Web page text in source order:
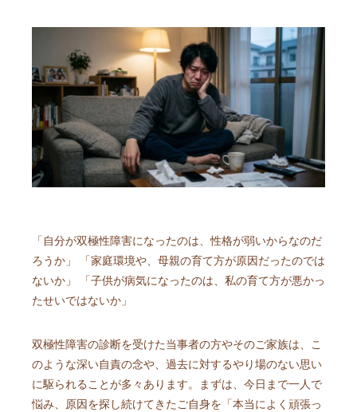
「自分が双極性障害になったのは、性格が弱いからなのだ
ろうか」 「家庭環境や、母親の育て方が原因だったのでは
ないか」 「子供が病気になったのは、私の育て方が悪かっ
たせいではないか」
双極性障害の診断を受けた当事者の方やそのご家族は、こ
のような深い自責の念や、過去に対するやり場のない思い
に駆られることが多々あります。まずは、今日まで一人で
悩み、原因を探し続けてきたご自身を「本当によく頑張っ